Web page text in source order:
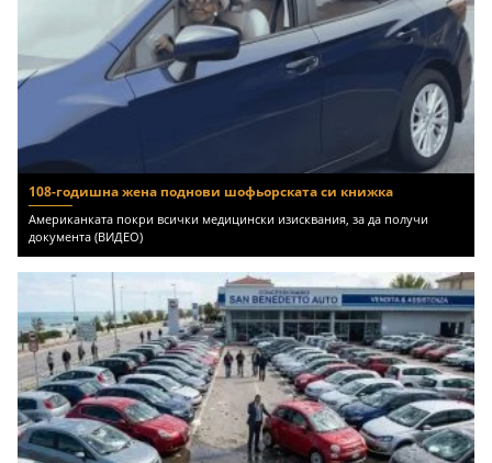
108-годишна жена поднови шофьорската си книжка
Американката покри всички медицински изисквания, за да получи
документа (ВИДЕО)